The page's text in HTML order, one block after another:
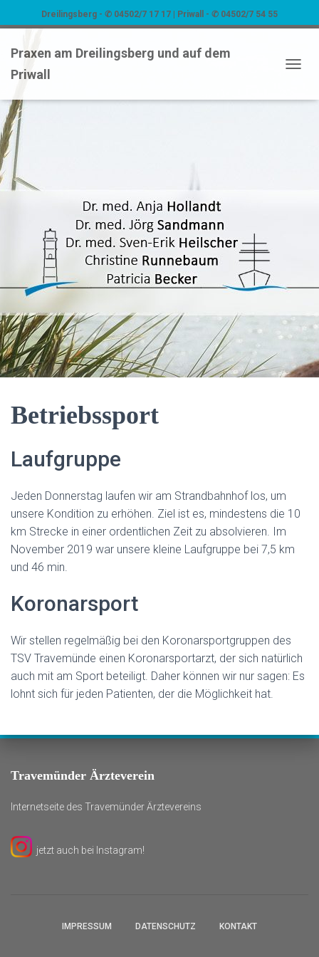
Dreilingsberg - ✆ 04502/7 17 17 | Priwall - ✆ 04502/7 54 55
Praxen am Dreilingsberg und auf dem
Priwall
Betriebssport
Laufgruppe
Jeden Donnerstag laufen wir am Strandbahnhof los, um
unsere Kondition zu erhöhen. Ziel ist es, mindestens die 10
km Strecke in einer ordentlichen Zeit zu absolvieren. Im
November 2019 war unsere kleine Laufgruppe bei 7,5 km
und 46 min.
Koronarsport
Wir stellen regelmäßig bei den Koronarsportgruppen des
TSV Travemünde einen Koronarsportarzt, der sich natürlich
auch mit am Sport beteiligt. Daher können wir nur sagen: Es
lohnt sich für jeden Patienten, der die Möglichkeit hat.
Travemünder Ärzteverein
Internetseite des Travemünder Ärztevereins
jetzt auch bei Instagram!
IMPRESSUM DATENSCHUTZ KONTAKT